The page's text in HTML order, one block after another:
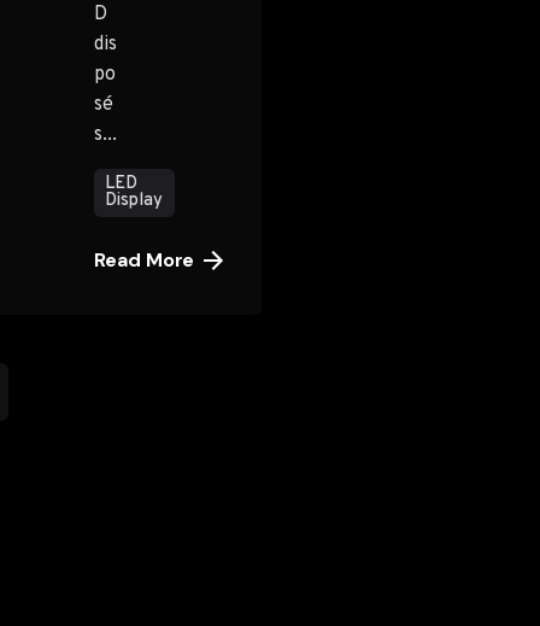
D
dis
po
sé
s...
LED
Display
Read More